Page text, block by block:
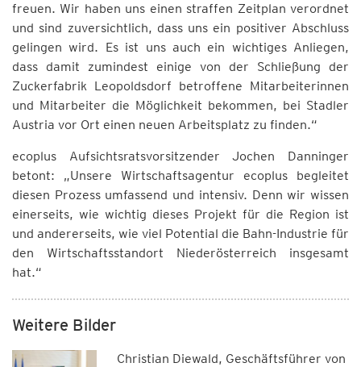
freuen. Wir haben uns einen straffen Zeitplan verordnet
und sind zuversichtlich, dass uns ein positiver Abschluss
gelingen wird. Es ist uns auch ein wichtiges Anliegen,
dass damit zumindest einige von der Schließung der
Zuckerfabrik Leopoldsdorf betroffene Mitarbeiterinnen
und Mitarbeiter die Möglichkeit bekommen, bei Stadler
Austria vor Ort einen neuen Arbeitsplatz zu finden.“
ecoplus Aufsichtsratsvorsitzender Jochen Danninger
betont: „Unsere Wirtschaftsagentur ecoplus begleitet
diesen Prozess umfassend und intensiv. Denn wir wissen
einerseits, wie wichtig dieses Projekt für die Region ist
und andererseits, wie viel Potential die Bahn-Industrie für
den Wirtschaftsstandort Niederösterreich insgesamt
hat.“
Weitere Bilder
Christian Diewald, Geschäftsführer von